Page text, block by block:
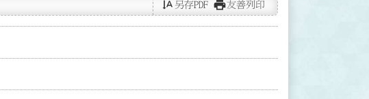
text_rotate_vertical 另存PDF print友善列印